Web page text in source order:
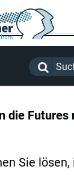
die
Sie